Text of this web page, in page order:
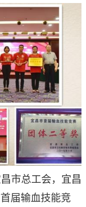
昌市总工会，宜昌
届输血技能竞